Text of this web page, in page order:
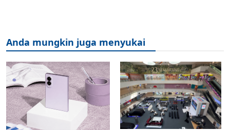
Anda mungkin juga menyukai